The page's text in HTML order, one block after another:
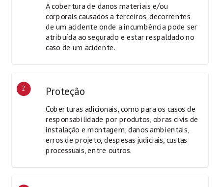
A cobertura de danos materiais e/ou
corporais causados a terceiros, decorrentes
de um acidente onde a incumbência pode ser
atribuída ao segurado e estar respaldado no
caso de um acidente.
2 Proteção
Coberturas adicionais, como para os casos de
responsabilidade por produtos, obras civis de
instalação e montagem, danos ambientais,
erros de projeto, despesas judiciais, custas
processuais, entre outros.